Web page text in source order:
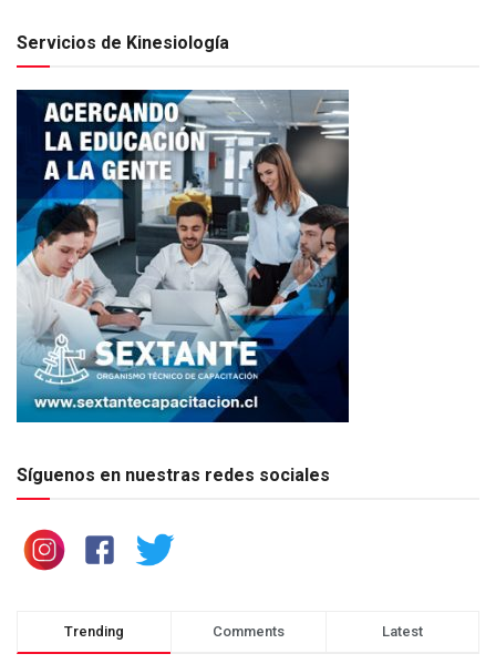
Servicios de Kinesiología
Síguenos en nuestras redes sociales
Trending Comments Latest